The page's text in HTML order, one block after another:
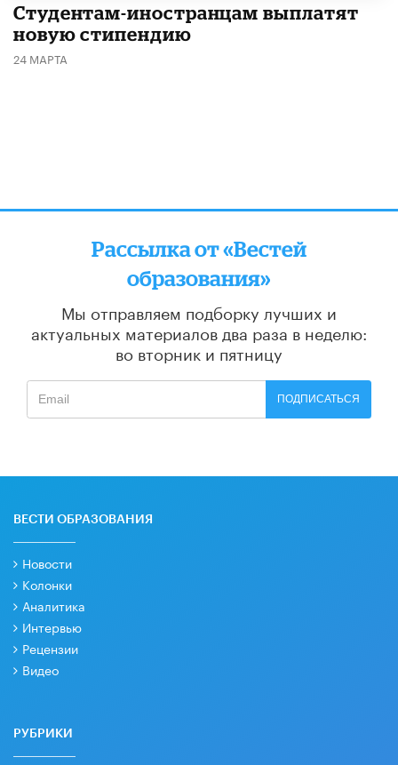
Студентам-иностранцам выплатят
новую стипендию
24 МАРТА
Рассылка от «Вестей
образования»
Мы отправляем подборку лучших и
актуальных материалов два раза в неделю:
во вторник и пятницу
ПОДПИСАТЬСЯ
ВЕСТИ ОБРАЗОВАНИЯ
Новости
Колонки
Аналитика
Интервью
Рецензии
Видео
РУБРИКИ